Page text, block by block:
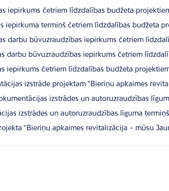
iepirkums četriem līdzdalības budžeta
iepirkuma termiņš četriem līdzdalības budžeta
darbu būvuzraudzības iepirkums četriem
darbu būvuzraudzības iepirkums četriem
iepirkums četriem līdzdalības budžeta
izstrāde projektam “Bieriņu apkaimes
izstrādes un autoruzraudzības
izstrādes un autoruzraudzības līguma termiņš
“Bieriņu apkaimes revitalizācija – mūsu